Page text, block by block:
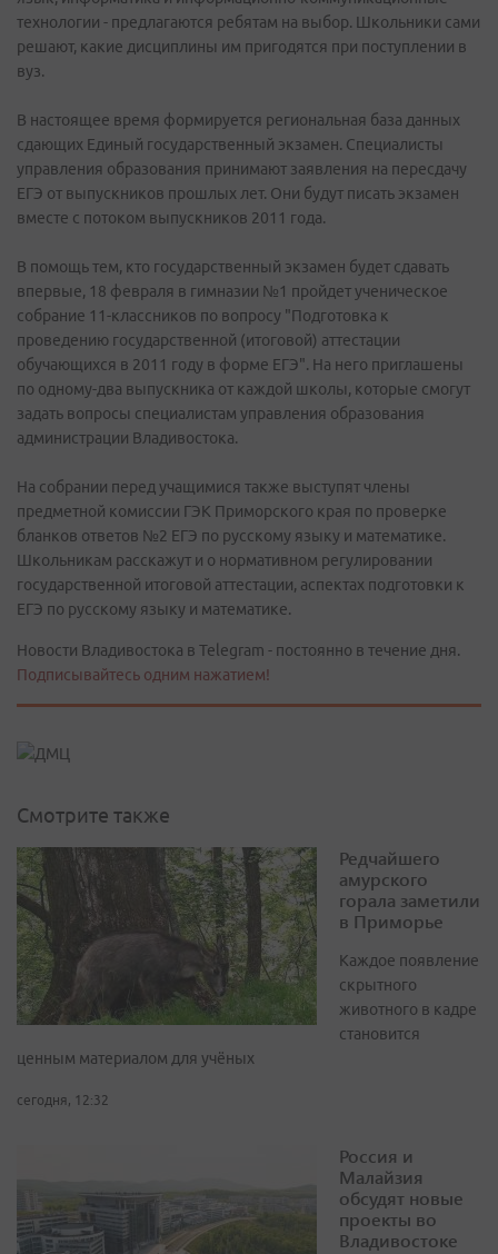
технологии - предлагаются ребятам на выбор. Школьники сами
решают, какие дисциплины им пригодятся при поступлении в
вуз.
В настоящее время формируется региональная база данных
сдающих Единый государственный экзамен. Специалисты
управления образования принимают заявления на пересдачу
ЕГЭ от выпускников прошлых лет. Они будут писать экзамен
вместе с потоком выпускников 2011 года.
В помощь тем, кто государственный экзамен будет сдавать
впервые, 18 февраля в гимназии №1 пройдет ученическое
собрание 11-классников по вопросу "Подготовка к
проведению государственной (итоговой) аттестации
обучающихся в 2011 году в форме ЕГЭ". На него приглашены
по одному-два выпускника от каждой школы, которые смогут
задать вопросы специалистам управления образования
администрации Владивостока.
На собрании перед учащимися также выступят члены
предметной комиссии ГЭК Приморского края по проверке
бланков ответов №2 ЕГЭ по русскому языку и математике.
Школьникам расскажут и о нормативном регулировании
государственной итоговой аттестации, аспектах подготовки к
ЕГЭ по русскому языку и математике.
Новости Владивостока в Telegram - постоянно в течение дня.
Подписывайтесь одним нажатием!
Смотрите также
Редчайшего
амурского
горала заметили
в Приморье
Каждое появление
скрытного
животного в кадре
становится
ценным материалом для учёных
сегодня, 12:32
Россия и
Малайзия
обсудят новые
проекты во
Владивостоке